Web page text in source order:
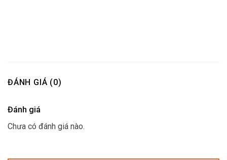
ĐÁNH GIÁ (0)
Đánh giá
Chưa có đánh giá nào.